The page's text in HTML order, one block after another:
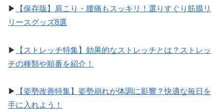
▶︎
【保存版】肩こり・腰痛もスッキリ！選りすぐり筋膜リ
リースグッズ8選
▶︎
【ストレッチ特集】効果的なストレッチとは？ストレッ
チの種類や順番を紹介！
▶︎
【姿勢改善特集】姿勢崩れが体調に影響？快適な毎日を
手に入れよう！